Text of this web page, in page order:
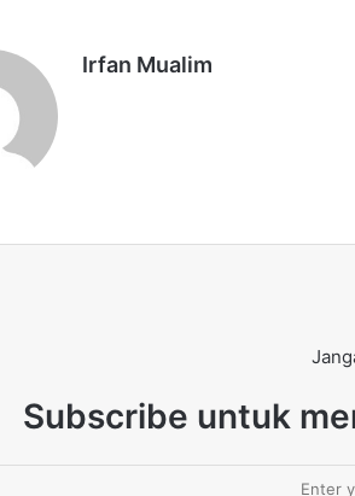
Irfan Mualim
Subscribe untuk